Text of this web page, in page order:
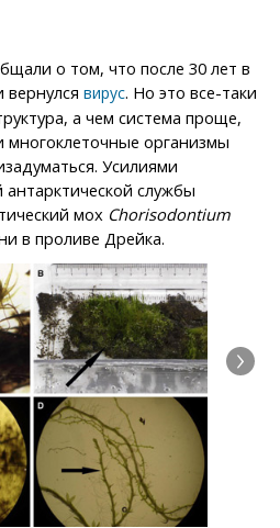
о том, что после 30 лет в
вирус. Но это все-таки
а чем система проще,
многоклеточные организмы
Усилиями
службы
мох Chorisodontium
в проливе Дрейка.